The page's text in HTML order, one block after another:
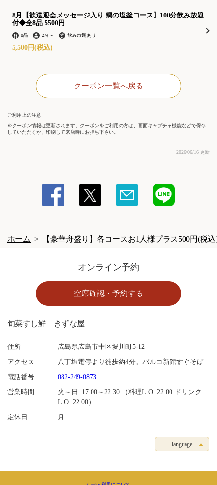
8月【歓送迎会メッセージ入り 鯛の塩釜コース】100分飲み放題
付◆全8品 5500円
8品 2名 ～ 飲み放題あり
5,500円(税込)
クーポン一覧へ戻る
ご利用上の注意
クーポン情報は更新されます。クーポンをご利用の方は、画面キャプチャ機能などで保存
していただくか、印刷して来店時にお持ち下さい。
2026/06/16 更新
ホーム 【豪華舟盛り】各コースお1人様プラス500円(税
オンライン予約
空席確認・予約する
旬菜すし鮮 きずな屋
住所 広島県広島市中区堀川町5-12
アクセス 八丁堀電停より徒歩約4分。パルコ新館すぐそば
電話番号 082-249-0873
営業時間
火～日: 17:00～22:30 （料理L.O. 22:00 ドリンク
L.O. 22:00）
定休日 月
language